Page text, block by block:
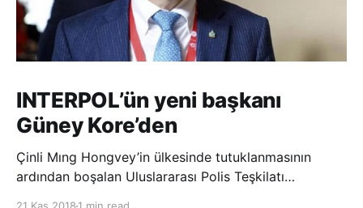
INTERPOL’ün yeni başkanı
Güney Kore’den
Çinli Mıng Hongvey’in ülkesinde tutuklanmasının
ardından boşalan Uluslararası Polis Teşkilatı